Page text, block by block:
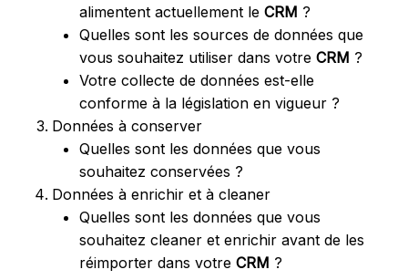
alimentent actuellement le CRM ?
Quelles sont les sources de données que
vous souhaitez utiliser dans votre CRM ?
Votre collecte de données est-elle
conforme à la législation en vigueur ?
Données à conserver
Quelles sont les données que vous
souhaitez conservées ?
Données à enrichir et à cleaner
Quelles sont les données que vous
souhaitez cleaner et enrichir avant de les
réimporter dans votre CRM ?